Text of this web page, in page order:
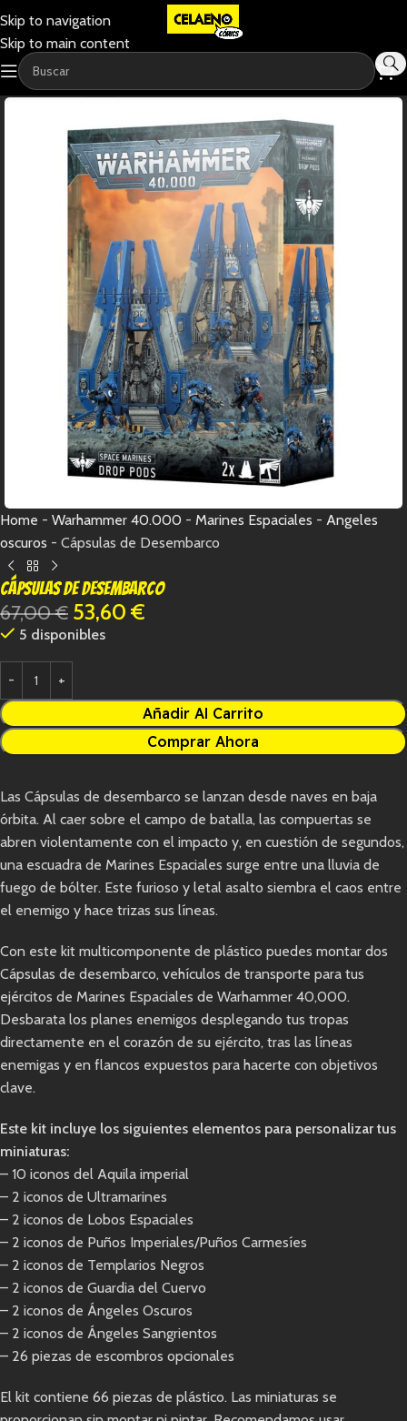
Skip to navigation
Skip to main content
-20%
Home - Warhammer 40.000 - Marines Espaciales - Angeles
oscuros - Cápsulas de Desembarco
Cápsulas de Desembarco
67,00€ 53,60 €
5 disponibles
Añadir Al Carrito
Comprar Ahora
Las Cápsulas de desembarco se lanzan desde naves en baja
órbita. Al caer sobre el campo de batalla, las compuertas se
abren violentamente con el impacto y, en cuestión de segundos,
una escuadra de Marines Espaciales surge entre una lluvia de
fuego de bólter. Este furioso y letal asalto siembra el caos entre
el enemigo y hace trizas sus líneas.
Con este kit multicomponente de plástico puedes montar dos
Cápsulas de desembarco, vehículos de transporte para tus
ejércitos de Marines Espaciales de Warhammer 40,000.
Desbarata los planes enemigos desplegando tus tropas
directamente en el corazón de su ejército, tras las líneas
enemigas y en flancos expuestos para hacerte con objetivos
clave.
Este kit incluye los siguientes elementos para personalizar tus
miniaturas:
– 10 iconos del Aquila imperial
– 2 iconos de Ultramarines
– 2 iconos de Lobos Espaciales
– 2 iconos de Puños Imperiales/Puños Carmesíes
– 2 iconos de Templarios Negros
– 2 iconos de Guardia del Cuervo
– 2 iconos de Ángeles Oscuros
– 2 iconos de Ángeles Sangrientos
– 26 piezas de escombros opcionales
El kit contiene 66 piezas de plástico. Las miniaturas se